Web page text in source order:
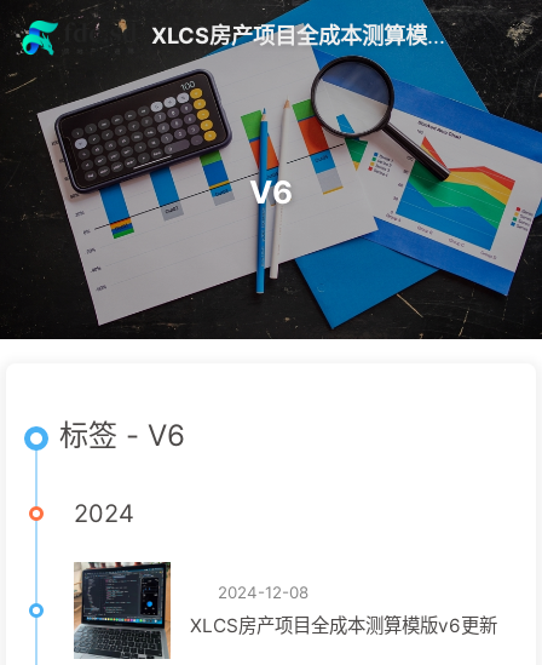
XLCS房产项目全成本测算模版 V10
V6
标签 - V6
2024
2024-12-08
XLCS房产项目全成本测算模版v6更新